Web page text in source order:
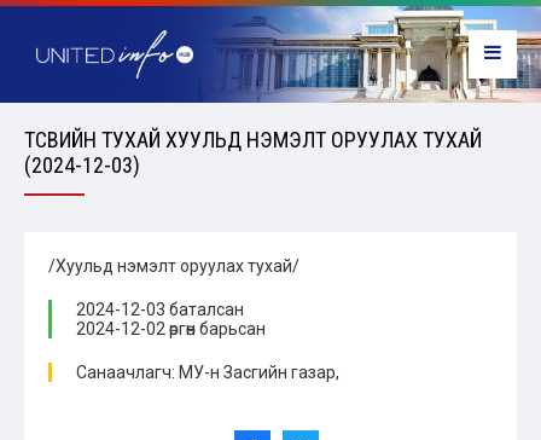
ТӨСВИЙН ТУХАЙ ХУУЛЬД НЭМЭЛТ ОРУУЛАХ ТУХАЙ
(2024-12-03)
/Хуульд нэмэлт оруулах тухай/
2024-12-03 баталсан
2024-12-02 өргөн барьсан
Санаачлагч: МУ-н Засгийн газар,